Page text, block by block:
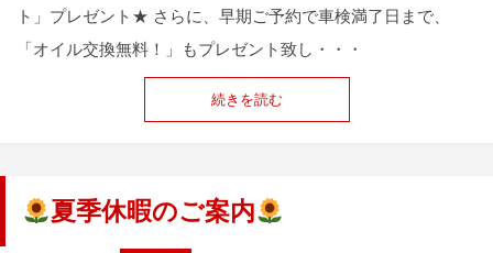
ト」プレゼント★ さらに、早期ご予約で車検満了日まで、
「オイル交換無料！」もプレゼント致し・・・
続きを読む
夏季休暇のご案内